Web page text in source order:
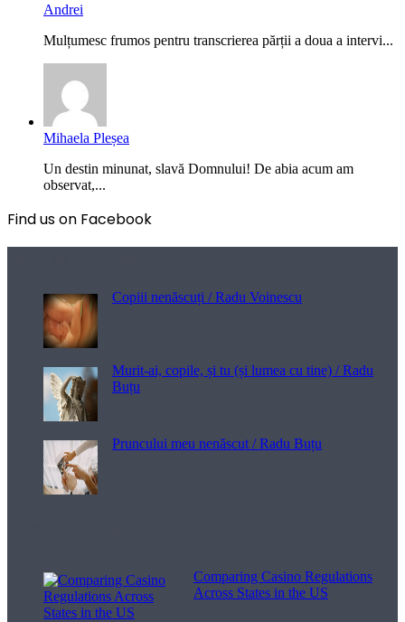
Andrei
Mulțumesc frumos pentru transcrierea părții a doua a intervi...
Mihaela Pleșea
Un destin minunat, slavă Domnului! De abia acum am
observat,...
Find us on Facebook
Copiii nenăscuți / Radu Voinescu
Murit-ai, copile, și tu (și lumea cu tine) / Radu
Buțu
Pruncului meu nenăscut / Radu Buțu
Comparing Casino Regulations
Across States in the US